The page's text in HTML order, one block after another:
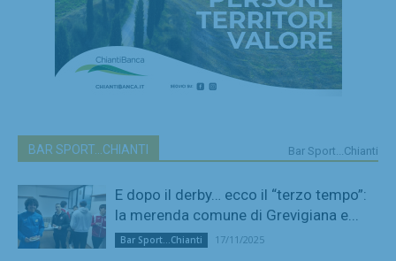
BAR SPORT...CHIANTI Bar Sport...Chianti
E dopo il derby… ecco il “terzo tempo”:
la merenda comune di Grevigiana e...
Bar Sport...Chianti 17/11/2025